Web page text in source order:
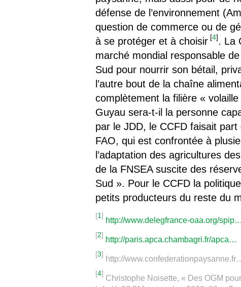
défense de l’environnement
question de commerce ou de
à se protéger et à choisir [4]. La
marché mondial responsable
Sud pour nourrir son bétail,
l’autre bout de la chaîne
complètement la filière «
Guyau sera-t-il la personne
par le JDD, le CCFD faisait
FAO, qui est confrontée à
l’adaptation des agricultures
de la FNSEA suscite des
Sud ». Pour le CCFD la
petits producteurs du reste du
[1]
http://www.delegfrance-oaa.org/spip…
[2]
http://paris.apca.chambagri.fr/apca…
[3]
http://
[4]
Christophe Noisette, « Des OGM